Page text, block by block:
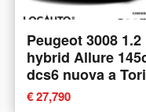
Peugeot 3008 1.2
hybrid Allure
dcs6 nuova a
€ 27,790